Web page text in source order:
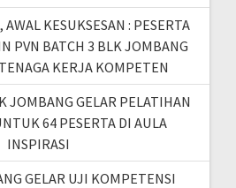
KESUKSESAN : PESERTA
PVN BATCH 3 BLK JOMBANG
KERJA KOMPETEN
JOMBANG GELAR PELATIHAN
64 PESERTA DI AULA
INSPIRASI
GELAR UJI KOMPETENSI